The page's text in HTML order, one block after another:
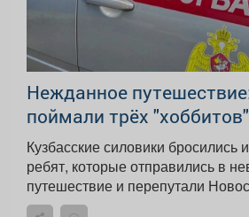
Нежданное
поймали трёх "хоббитов"
Кузбасские силовики бросились
ребят, которые отправились в
путешествие и перепутали